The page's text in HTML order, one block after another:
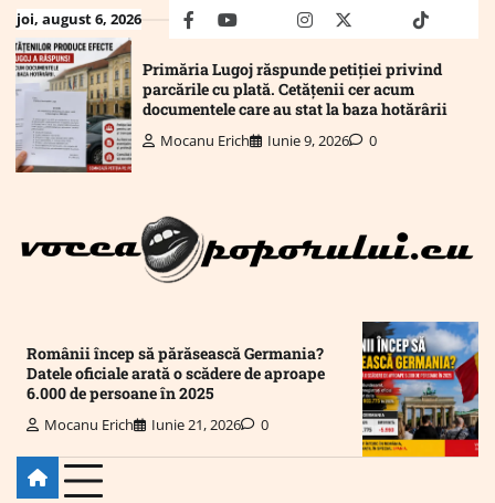
Skip
to
content
joi, august 6, 2026 facebookyoutubeMailinstagram
twitter truthtiktok
Primăria Lugoj răspunde petiției privind
parcările cu plată. Cetățenii cer acum
documentele care au stat la baza hotărârii
Mocanu Erich Iunie 9, 2026 0
Românii încep să părăsească Germania?
Datele oficiale arată o scădere de aproape
6.000 de persoane în 2025
Mocanu Erich Iunie 21, 2026 0